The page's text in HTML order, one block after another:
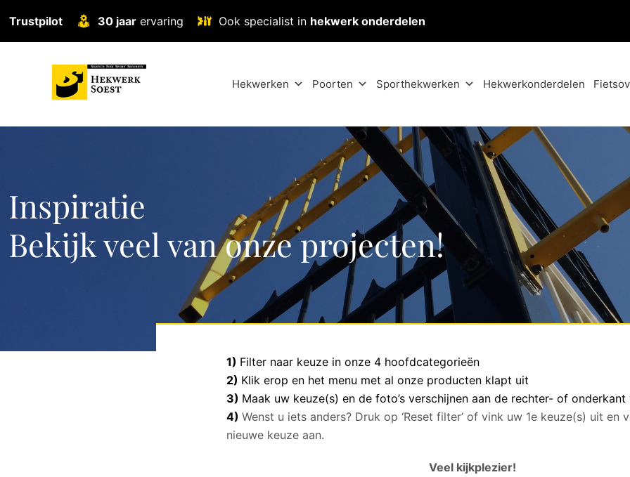
Trustpilot 30 jaar ervaring Ook specialist in hekwerk onderdelen
Hekwerken Poorten Sporthekwerken Hekwerkonderdelen
Inspiratie
Bekijk veel van onze projecten!
1) Filter naar keuze in onze 4 hoofdcategorieën
2) Klik erop en het menu met al onze producten klapt uit
3) Maak uw keuze(s) en de foto’s verschijnen aan de rechter- of onderkant
4) Wenst u iets anders? Druk op ‘Reset filter’ of vink uw 1e keuze(s) uit en
nieuwe keuze aan.
Veel kijkplezier!